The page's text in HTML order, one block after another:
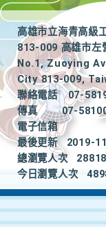
高雄市立海青高級
813-009 高雄市左
No.1, Zuoying
City 813-009,
聯絡電話
07-
傳真
07-
電子信箱
最後更新
2019-
總瀏覽人次
今日瀏覽人次